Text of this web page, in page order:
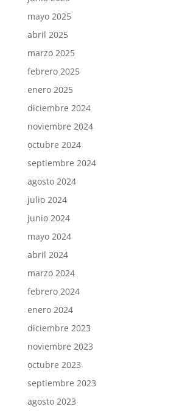
mayo 2025
abril 2025
marzo 2025
febrero 2025
enero 2025
diciembre 2024
noviembre 2024
octubre 2024
septiembre 2024
agosto 2024
julio 2024
junio 2024
mayo 2024
abril 2024
marzo 2024
febrero 2024
enero 2024
diciembre 2023
noviembre 2023
octubre 2023
septiembre 2023
agosto 2023